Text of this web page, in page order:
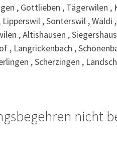
, Gottlieben , Tägerwilen ,
, Sonterswil ,
, Altishausen ,
, Langrickenbach ,
, Scherzingen ,
nicht